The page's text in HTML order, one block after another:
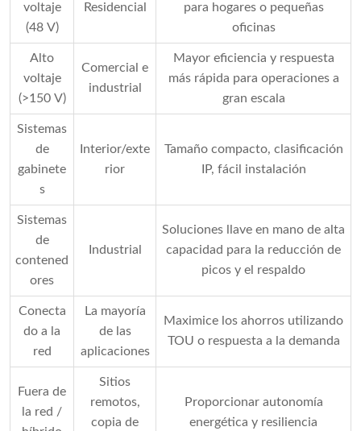
voltaje
(48 V)
Residencial
para hogares o pequeñas
oficinas
Alto
voltaje
(>150 V)
Comercial e
industrial
Mayor eficiencia y respuesta
más rápida para operaciones a
gran escala
Sistemas
de
gabinete
s
Interior/exte
rior
Tamaño compacto, clasificación
IP, fácil instalación
Sistemas
de
contened
ores
Industrial
Soluciones llave en mano de alta
capacidad para la reducción de
picos y el respaldo
Conecta
do a la
red
La mayoría
de las
aplicaciones
Maximice los ahorros utilizando
TOU o respuesta a la demanda
Fuera de
la red /
Sitios
remotos,
copia de
Proporcionar autonomía
energética y resiliencia